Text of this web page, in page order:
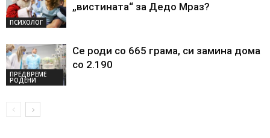
ПСИХОЛОГ
„вистината“ за Дедо Мраз?
ПРЕДВРЕМЕ
РОДЕНИ
Се роди со 665 грама, си замина дома
со 2.190